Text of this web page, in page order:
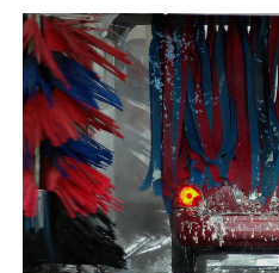
Véleményemet és
tudom elmondani, hogy a a
összességében jól sikerült